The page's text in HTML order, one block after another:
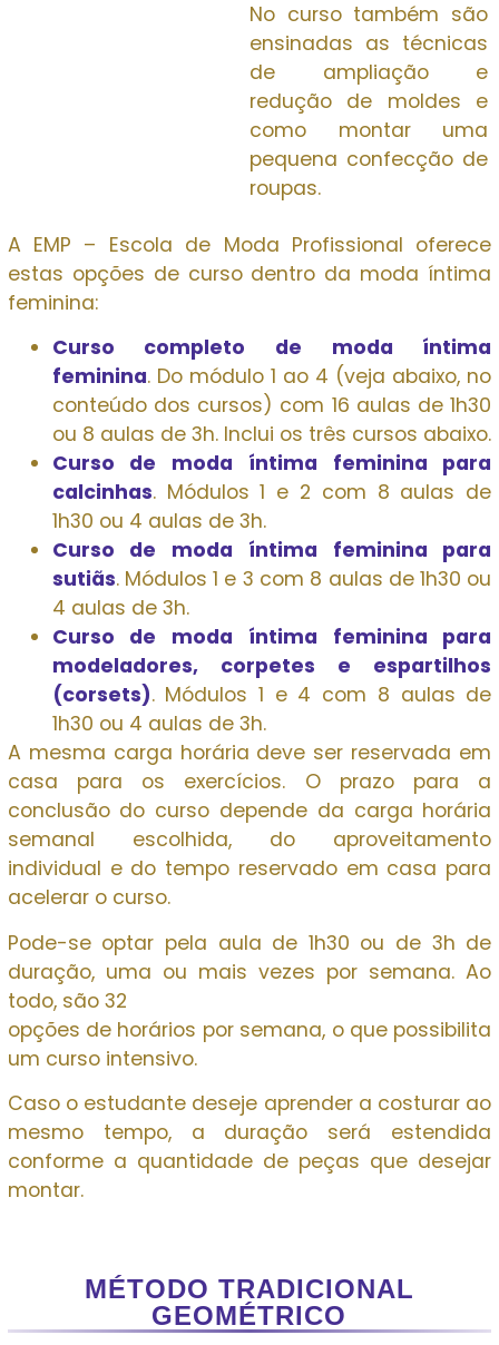
No curso também são
ensinadas as técnicas
de ampliação e
redução de moldes e
como montar uma
pequena confecção de
roupas.
A EMP – Escola de Moda Profissional oferece
estas opções de curso dentro da moda íntima
feminina:
Curso completo de moda íntima
feminina. Do módulo 1 ao 4 (veja abaixo, no
conteúdo dos cursos) com 16 aulas de 1h30
ou 8 aulas de 3h. Inclui os três cursos abaixo.
Curso de moda íntima feminina para
calcinhas. Módulos 1 e 2 com 8 aulas de
1h30 ou 4 aulas de 3h.
Curso de moda íntima feminina para
sutiãs. Módulos 1 e 3 com 8 aulas de 1h30 ou
4 aulas de 3h.
Curso de moda íntima feminina para
modeladores, corpetes e espartilhos
(corsets). Módulos 1 e 4 com 8 aulas de
1h30 ou 4 aulas de 3h.
A mesma carga horária deve ser reservada em
casa para os exercícios. O prazo para a
conclusão do curso depende da carga horária
semanal escolhida, do aproveitamento
individual e do tempo reservado em casa para
acelerar o curso.
Pode-se optar pela aula de 1h30 ou de 3h de
duração, uma ou mais vezes por semana. Ao
todo, são 32
opções de horários por semana, o que possibilita
um curso intensivo.
Caso o estudante deseje aprender a costurar ao
mesmo tempo, a duração será estendida
conforme a quantidade de peças que desejar
montar.
MÉTODO TRADICIONAL
GEOMÉTRICO